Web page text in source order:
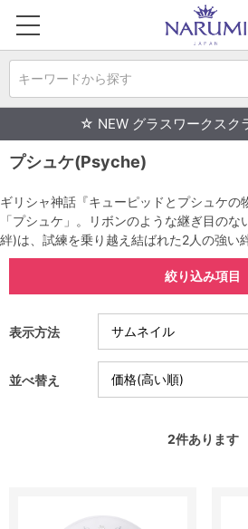
キーワードから探す
☆ NEW グラスワークスク
プシュケ(Psyche)
ギリシャ神話『キューピッドとプシュケの
「プシュケ」。リボンのような継ぎ目の
絆)は、試練を乗り越え結ばれた2人の強い
絞り込み項目
表示方法
並べ替え
2件あります